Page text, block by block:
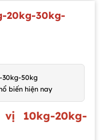
20kg-30kg-
30kg-50kg
biến hiện nay
10kg-20kg-